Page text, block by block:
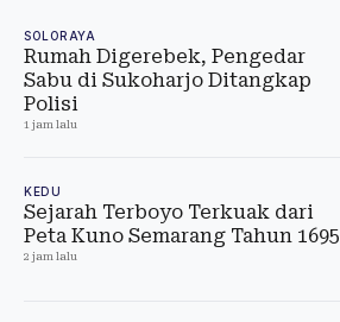
SOLORAYA
Rumah Digerebek, Pengedar
Sabu di Sukoharjo Ditangkap
Polisi
1 jam lalu
KEDU
Sejarah Terboyo Terkuak dari
Peta Kuno Semarang Tahun 1695
2 jam lalu